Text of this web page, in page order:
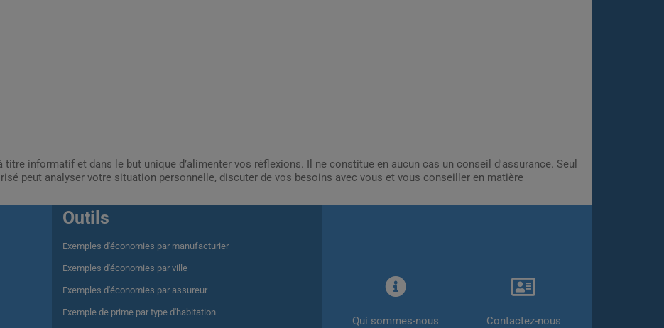
informatif et dans le but unique d’alimenter vos réflexions. Il ne constitue en aucun cas un conseil d'assurance. Seul
peut analyser votre situation personnelle, discuter de vos besoins avec vous et vous conseiller en matière
Outils
Exemples d'économies par manufacturier
Exemples d'économies par ville
Exemples d'économies par assureur
Exemple de prime par type d'habitation
Qui sommes-nous Contactez-nous